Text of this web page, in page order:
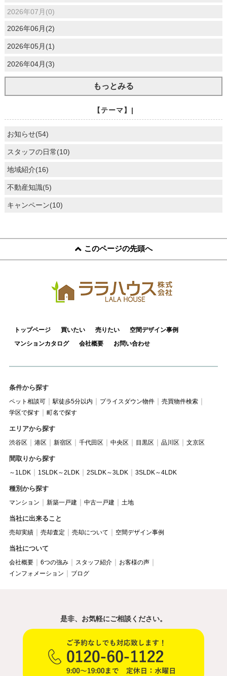
2026年07月(0)
2026年06月(2)
2026年05月(1)
2026年04月(3)
もっとみる
【テーマ】|
お知らせ(54)
スタッフの日常(10)
地域紹介(16)
不動産知識(5)
キャンペーン(10)
このページの先頭へ
トップページ 買いたい 売りたい
空間デザイン事例
マンションカタログ
会社概要 お問い合わせ
条件から探す
ペット相談可 駅徒歩5分以内 プライスダウン物件
売買物件検索
学区で探す
町名で探す
エリアから探す
渋谷区 港区 新宿区 千代田区 中央区 目黒区 品川区 文京区
間取りから探す
～1LDK 1SLDK～2LDK 2SLDK～3LDK 3SLDK～4LDK
種別から探す
マンション 新築一戸建 中古一戸建 土地
当社に出来ること
売却実績 売却査定 売却について 空間デザイン事例
当社について
会社概要 6つの強み スタッフ紹介
お客様の声
インフォメーション
ブログ
是非、お気軽にご相談ください。